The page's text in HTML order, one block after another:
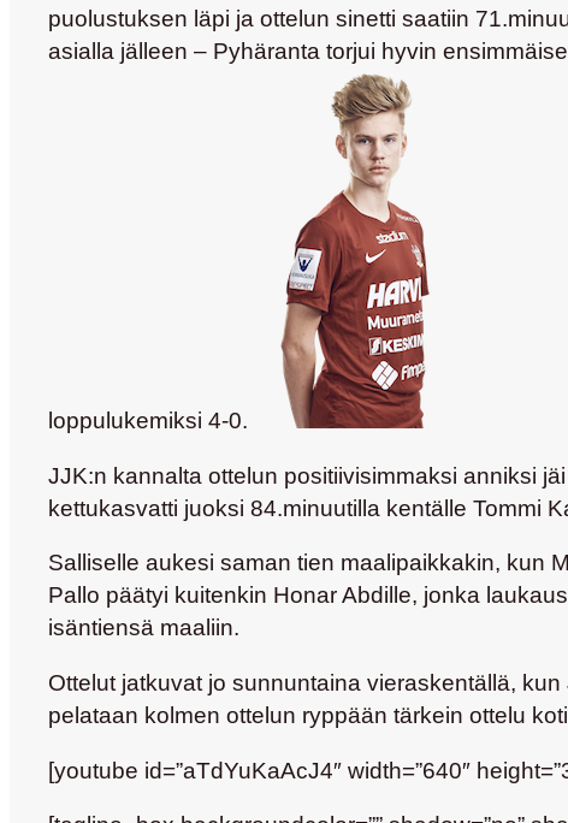
puolustuksen läpi ja ottelun sinetti saatiin
asialla jälleen – Pyhäranta torjui hyvin
loppulukemiksi 4-0.
JJK:n kannalta ottelun positiivisimmaksi anniksi jäi
kettukasvatti juoksi 84.minuutilla kentälle Tommi
Salliselle aukesi saman tien maalipaikkakin, kun
Pallo päätyi kuitenkin Honar Abdille, jonka
isäntiensä maaliin.
Ottelut jatkuvat jo sunnuntaina vieraskentällä,
pelataan kolmen ottelun ryppään tärkein ottelu
[youtube id=”aTdYuKaAcJ4″ width=”640″